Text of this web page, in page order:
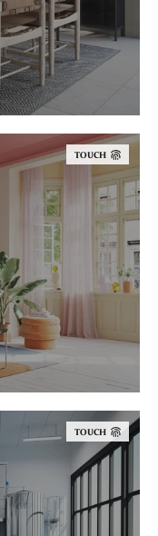
TOUCH
TOUCH